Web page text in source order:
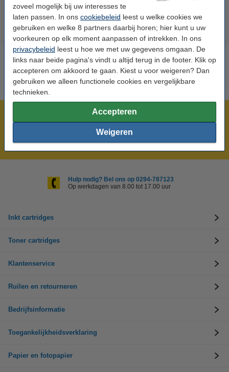
zoveel mogelijk bij uw interesses te
laten passen. In ons cookiebeleid leest u welke cookies we
gebruiken en welke 8 partners daarbij horen; hier kunt u uw
voorkeuren op elk moment aanpassen of intrekken. In ons
privacybeleid leest u hoe we met uw gegevens omgaan. De
links naar beide pagina's vindt u altijd terug in de footer. Klik op
accepteren om akkoord te gaan. Kiest u voor weigeren? Dan
gebruiken we alleen functionele cookies en vergelijkbare
technieken.
Accepteren
Weigeren
Meer dan 5 miljoen klanten!
Voor 23.59 uur besteld, morgen in huis!
Laagsteprijsgarantie!
Hulp nodig? Bel ons op 0294-787123
Op werkdagen van 8.00 tot 17.00 uur
Inkt cartridges
Toner cartridges
Klantenservice
Ruilen en retourneren
Bedrijfsinformatie
Toegankelijkheidsverklaring
Papier en fotopapier